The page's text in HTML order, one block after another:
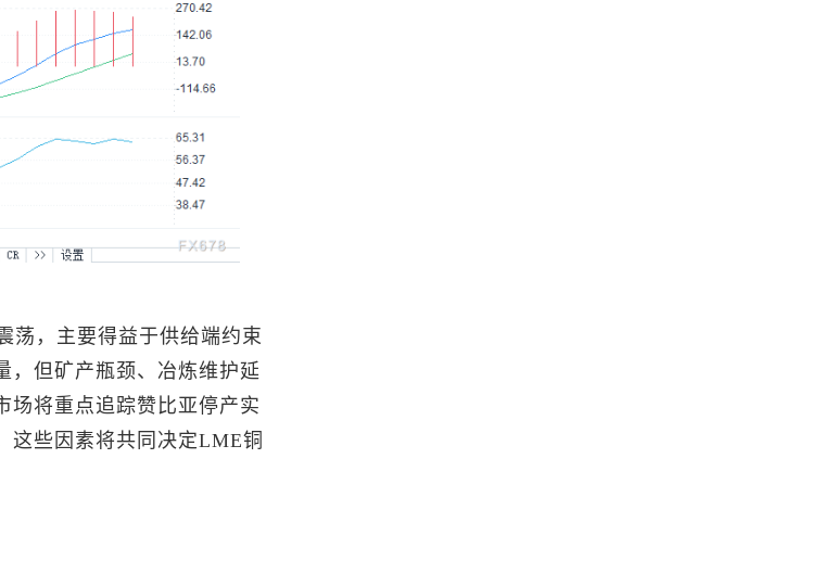
荡，主要得益于供给端约束
，但矿产瓶颈、冶炼维护延
场将重点追踪赞比亚停产实
这些因素将共同决定LME铜